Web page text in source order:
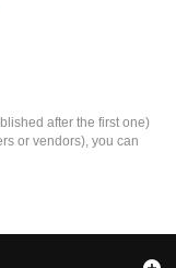
after the first one)
or vendors), you can